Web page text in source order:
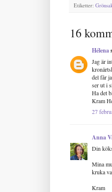
Etiketter:
16
Hélena
Jag är
del får
ser ut i
Ha det
Kram
27
Anna
Din
Mina
kruka
Kram